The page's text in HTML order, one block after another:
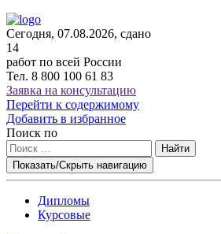
Сегодня, 07.08.2026, сдано
14
работ по всей России
Тел. 8 800 100 61 83
Заявка на консультацию
Перейти к содержимому
Добавить в избранное
Поиск по
Найти
Показать/Скрыть навигацию
Дипломы
Курсовые